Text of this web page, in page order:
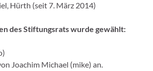
Hürth (seit 7. März 2014)
des Stiftungsrats wurde gewählt:
Joachim Michael (mike) an.